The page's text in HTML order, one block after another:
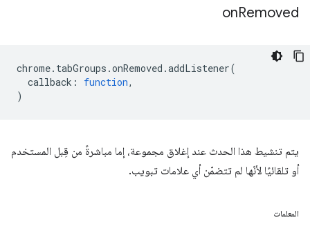
onRemoved
chrome. tabGroups .onRemoved .addListener(
callback : function,
)
يتم تنشيط هذا الحدث عند إغلاق مجموعة، إما مباشرةً من قِبل المستخدم
أو تلقائيًا لأنّها لم تتضمّن أي علامات تبويب.
المعلمات